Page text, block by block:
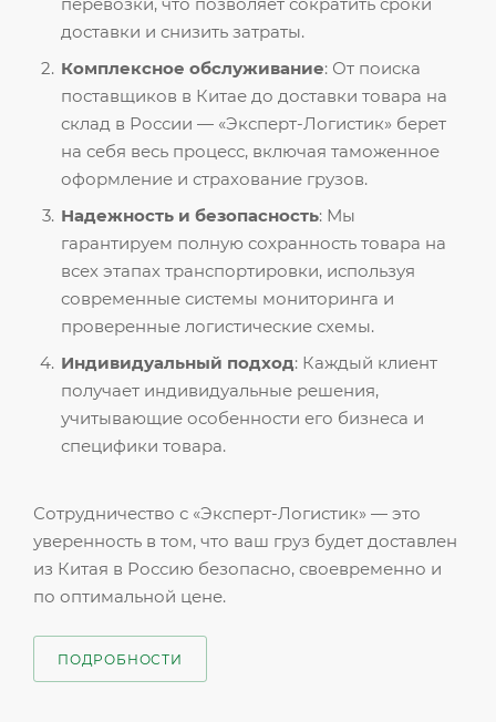
доставки и снизить затраты.
Комплексное обслуживание: От поиска
поставщиков в Китае до доставки товара на
склад в России — «Эксперт-Логистик» берет
на себя весь процесс, включая таможенное
оформление и страхование грузов.
Надежность и безопасность: Мы
гарантируем полную сохранность товара на
всех этапах транспортировки, используя
современные системы мониторинга и
проверенные логистические схемы.
Индивидуальный подход: Каждый клиент
получает индивидуальные решения,
учитывающие особенности его бизнеса и
специфики товара.
Сотрудничество с «Эксперт-Логистик» — это
уверенность в том, что ваш груз будет доставлен
из Китая в Россию безопасно, своевременно и
по оптимальной цене.
ПОДРОБНОСТИ